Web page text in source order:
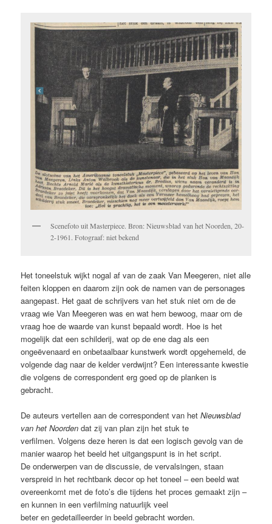
Scenefoto uit Masterpiece. Bron: Nieuwsblad van het Noorden, 20-
2-1961. Fotograaf: niet bekend
Het toneelstuk wijkt nogal af van de zaak Van Meegeren, niet alle
feiten kloppen en daarom zijn ook de namen van de personages
aangepast. Het gaat de schrijvers van het stuk niet om de de
vraag wie Van Meegeren was en wat hem bewoog, maar om de
vraag hoe de waarde van kunst bepaald wordt. Hoe is het
mogelijk dat een schilderij, wat op de ene dag als een
ongeëvenaard en onbetaalbaar kunstwerk wordt opgehemeld, de
volgende dag naar de kelder verdwijnt? Een interessante kwestie
die volgens de correspondent erg goed op de planken is
gebracht.
De auteurs vertellen aan de correspondent van hetNieuwsblad
van het Noorden dat zij van plan zijn het stuk te
verfilmen. Volgens deze heren is dat een logisch gevolg van de
manier waarop het beeld het uitgangspunt is in het script.
De onderwerpen van de discussie, de vervalsingen, staan
verspreid in het rechtbank decor op het toneel – een beeld wat
overeenkomt met de foto’s die tijdens het proces gemaakt zijn –
en kunnen in een verfilming natuurlijk veel
beter en gedetailleerder in beeld gebracht worden.